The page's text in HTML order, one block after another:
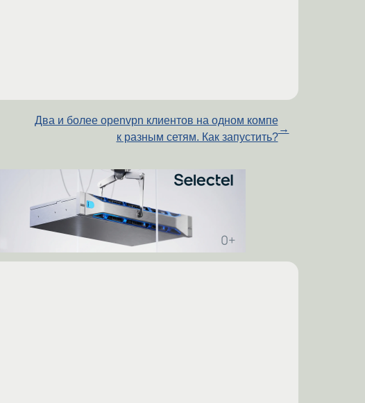
Два и более openvpn клиентов на одном компе
к разным сетям. Как запустить?
→